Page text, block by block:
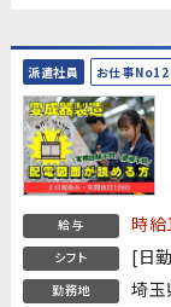
派遣社員 お仕事
給与 時
シフト [日
勤務地 埼玉